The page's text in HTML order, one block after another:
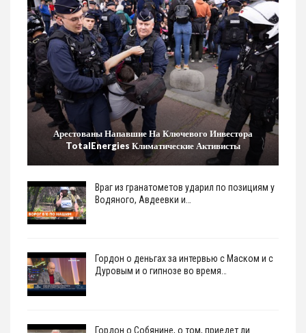
Арестованы Напавшие На Ключевого Инвестора
TotalEnergies Климатические Активисты
Враг из гранатометов ударил по позициям у
Водяного, Авдеевки и…
Гордон о деньгах за интервью с Маском и с
Дуровым и о гипнозе во время…
Гордон о Собянине, о том, приедет ли